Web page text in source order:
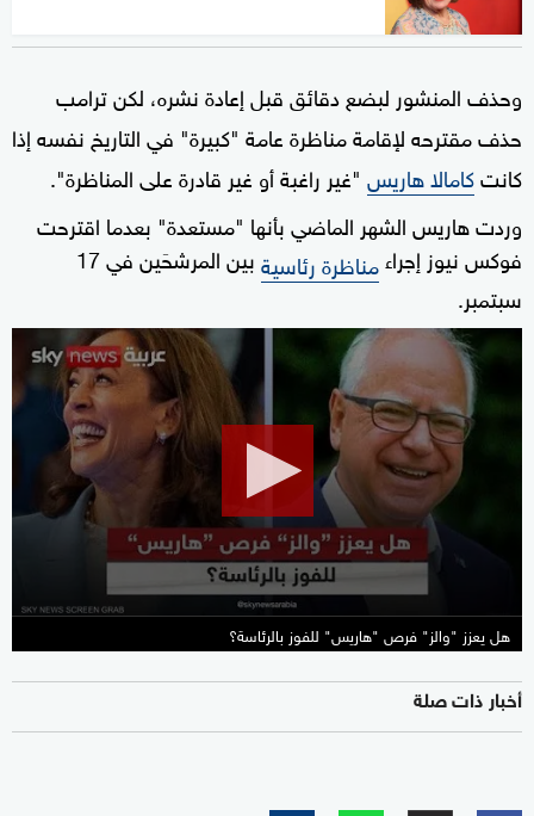
وحذف المنشور لبضع دقائق قبل إعادة نشره، لكن ترامب
حذف مقترحه لإقامة مناظرة عامة "كبيرة" في التاريخ نفسه إذا
كانتكامالا هاريس "غير راغبة أو غير قادرة على المناظرة".
وردت هاريس الشهر الماضي بأنها "مستعدة" بعدما اقترحت
فوكس نيوز إجراءمناظرة رئاسية
بين المرشحَين في 17
سبتمبر.
seconds
of
minutes,
seconds
هل يعزز "والز" فرص "هاريس" للفوز بالرئاسة؟
أخبار ذات صلة